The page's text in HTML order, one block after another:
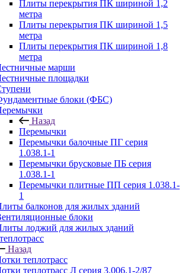
Плиты перекрытия ПК шириной 1,2
метра
Плиты перекрытия ПК шириной 1,5
метра
Плиты перекрытия ПК шириной 1,8
метра
марши
площадки
блоки (ФБС)
Назад
Перемычки
Перемычки балочные ПГ серия
1.038.1-1
Перемычки брусковые ПБ серия
1.038.1-1
Перемычки плитные ПП серия 1.038.1-
1
балконов для жилых зданий
блоки
лоджий для жилых зданий
Назад
теплотрасс
теплотрасс Л серия 3.006.1-2/87